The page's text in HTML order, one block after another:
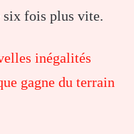
six fois plus vite.
inégalités
gagne du terrain